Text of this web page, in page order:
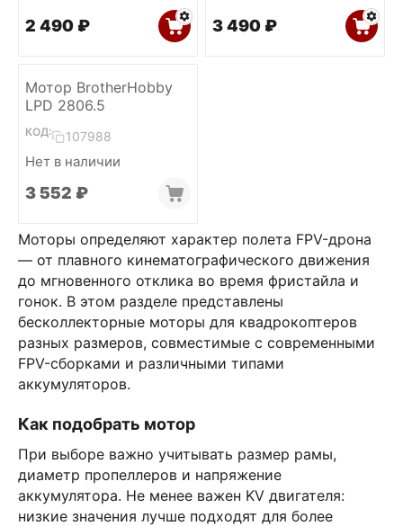
Моторы определяют характер полета FPV-дрона
— от плавного кинематографического движения
до мгновенного отклика во время фристайла и
гонок. В этом разделе представлены
бесколлекторные моторы для квадрокоптеров
разных размеров, совместимые с современными
FPV-сборками и различными типами
аккумуляторов.
Как подобрать мотор
При выборе важно учитывать размер рамы,
диаметр пропеллеров и напряжение
аккумулятора. Не менее важен KV двигателя:
низкие значения лучше подходят для более
2 490 ₽ 3 490 ₽
Мотор BrotherHobby
LPD 2806.5
КОД: 107988
Нет в наличии
3 552 ₽